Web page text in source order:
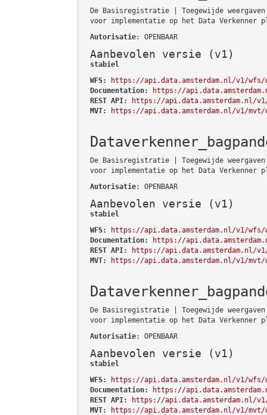
De Basisregistratie | Toegewijde
voor implementatie op het Data Verkenner
Autorisatie: OPENBAAR
Aanbevolen versie (v1)
stabiel
WFS:
https://api.data.amsterdam.nl/v1/wfs/
Documentation:
https://
REST API:
https://api.data.amsterdam.nl/
MVT:
https://api.data.amsterdam.nl/v1/mvt/
De Basisregistratie | Toegewijde
voor implementatie op het Data Verkenner
Autorisatie: OPENBAAR
Aanbevolen versie (v1)
stabiel
WFS:
https://api.data.amsterdam.nl/v1/wfs/
Documentation:
https://
REST API:
https://api.data.amsterdam.nl/v1/
MVT:
https://api.data.amsterdam.nl/v1/mvt/
De Basisregistratie | Toegewijde
voor implementatie op het Data Verkenner
Autorisatie: OPENBAAR
Aanbevolen versie (v1)
stabiel
WFS:
https://api.data.amsterdam.nl/v1/wfs/
Documentation:
https://
REST API:
https://api.data.amsterdam.nl/v1/
MVT:
https://api.data.amsterdam.nl/v1/mvt/